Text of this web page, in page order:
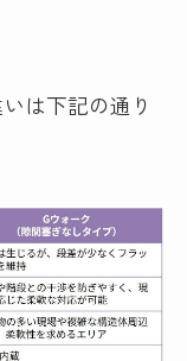
は下記の通り